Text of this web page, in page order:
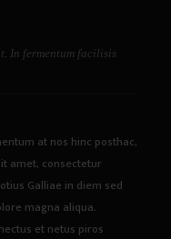
In fermentum facilisis
at nos hinc posthac,
amet, consectetur
Galliae in diem sed
magna aliqua.
et netus piros